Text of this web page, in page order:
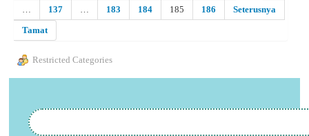
…
137 … 183 184 185 186
Seterusnya
Tamat
Restricted Categories